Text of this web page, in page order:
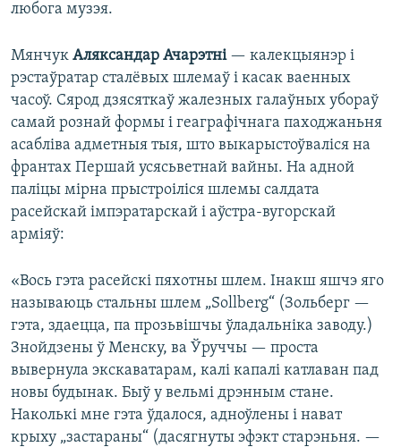
любога музэя.
Мянчук Аляксандар Ачарэтні— калекцыянэр і
рэстаўратар сталёвых шлемаў і касак ваенных
часоў. Сярод дзясяткаў жалезных галаўных убораў
самай рознай формы і геаграфічнага паходжаньня
асабліва адметныя тыя, што выкарыстоўваліся на
франтах Першай усясьветнай вайны. На адной
паліцы мірна прыстроіліся шлемы салдата
расейскай імпэратарскай і аўстра-вугорскай
арміяў:
«Вось гэта расейскі пяхотны шлем. Інакш яшчэ яго
называюць стальны шлем „Sollberg“ (Зольберг —
гэта, здаецца, па прозьвішчы ўладальніка заводу.)
Знойдзены ў Менску, ва Ўруччы — проста
вывернула экскаватарам, калі капалі катлаван пад
новы будынак. Быў у вельмі дрэнным стане.
Наколькі мне гэта ўдалося, адноўлены і нават
крыху „застараны“ (дасягнуты эфэкт старэньня. —